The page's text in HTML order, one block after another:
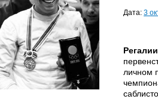
Дата: 3
личном